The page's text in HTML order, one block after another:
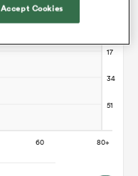
Accept Cookies